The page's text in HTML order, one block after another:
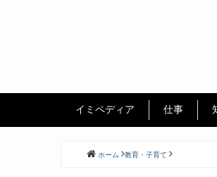
イミペディア 仕事
ホーム 教育・子育て